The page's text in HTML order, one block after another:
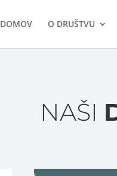
DOMOV O DRUŠTVU
NAŠI